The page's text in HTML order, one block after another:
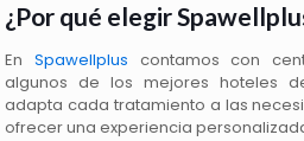
¿Por qué elegir
EnSpawellplus contamos con
algunos de los mejores hoteles
adapta cada tratamiento a las
ofrecer una experiencia